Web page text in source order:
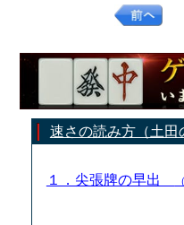
速さの読み方（土田
１．尖張牌の早出